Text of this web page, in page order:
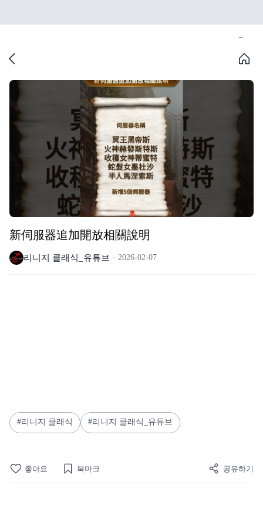
新伺服器追加開放相關說明
리니지 클래식_유튜브 2026-02-07
리니지 클래식 리니지 클래식_유튜브
좋아요 북마크 공유하기